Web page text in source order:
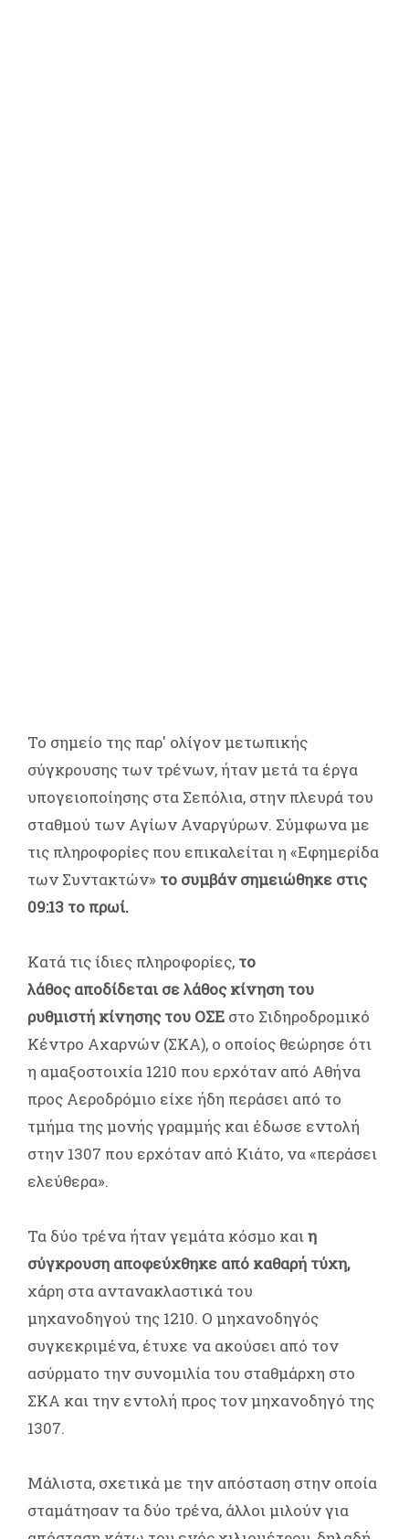
Το σημείο της παρ' ολίγον μετωπικής
σύγκρουσης των τρένων, ήταν μετά τα έργα
υπογειοποίησης στα Σεπόλια, στην πλευρά του
σταθμού των Αγίων Αναργύρων. Σύμφωνα με
τις πληροφορίες που επικαλείται η «Εφημερίδα
των Συντακτών» το συμβάν σημειώθηκε στις
09:13 το πρωί.
Κατά τις ίδιες πληροφορίες, το
λάθος αποδίδεται σε λάθος κίνηση του
ρυθμιστή κίνησης του ΟΣΕ στο Σιδηροδρομικό
Κέντρο Αχαρνών (ΣΚΑ), ο οποίος θεώρησε ότι
η αμαξοστοιχία 1210 που ερχόταν από Αθήνα
προς Αεροδρόμιο είχε ήδη περάσει από το
τμήμα της μονής γραμμής και έδωσε εντολή
στην 1307 που ερχόταν από Κιάτο, να «περάσει
ελεύθερα».
Τα δύο τρένα ήταν γεμάτα κόσμο καιη
σύγκρουση αποφεύχθηκε από καθαρή τύχη,
χάρη στα αντανακλαστικά του
μηχανοδηγού της 1210. Ο μηχανοδηγός
συγκεκριμένα, έτυχε να ακούσει από τον
ασύρματο την συνομιλία του σταθμάρχη στο
ΣΚΑ και την εντολή προς τον μηχανοδηγό της
1307.
Μάλιστα, σχετικά με την απόσταση στην οποία
σταμάτησαν τα δύο τρένα, άλλοι μιλούν για